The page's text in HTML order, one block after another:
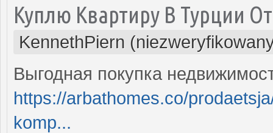
Куплю Квартиру В Турции
KennethPiern
Выгодная покупка
https://arbathomes.co/
komp...